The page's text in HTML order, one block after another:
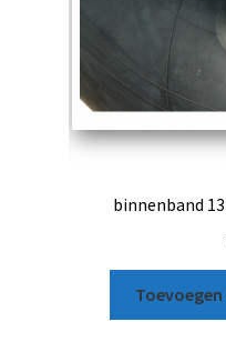
binnenband